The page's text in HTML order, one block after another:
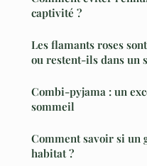
captivité ?
Les flamants roses
ou restent-ils dans un
Combi-pyjama : un
sommeil
Comment savoir si un
habitat ?